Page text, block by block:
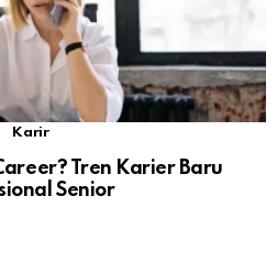
Karir
Tren Karier Baru
Senior